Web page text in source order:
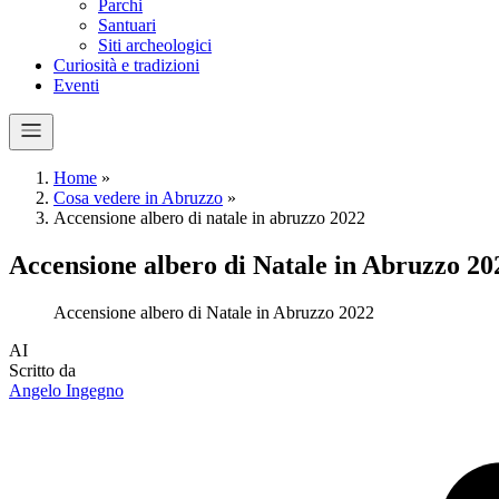
Parchi
Santuari
Siti archeologici
Curiosità e tradizioni
Eventi
Home »
Cosa vedere in Abruzzo »
Accensione albero di natale in abruzzo 2022
Accensione albero di Natale in Abruzzo
Accensione albero di Natale in Abruzzo 2022
AI
Scritto da
Angelo Ingegno